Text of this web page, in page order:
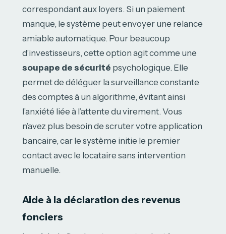
correspondant aux loyers. Si un paiement
manque, le système peut envoyer une relance
amiable automatique. Pour beaucoup
d’investisseurs, cette option agit comme une
soupape de sécurité psychologique. Elle
permet de déléguer la surveillance constante
des comptes à un algorithme, évitant ainsi
l’anxiété liée à l’attente du virement. Vous
n’avez plus besoin de scruter votre application
bancaire, car le système initie le premier
contact avec le locataire sans intervention
manuelle.
Aide à la déclaration des revenus
fonciers